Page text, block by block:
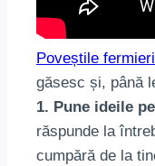
Poveștile
găsesc și, până
1. Pune ideile
răspunde la
cumpără de la